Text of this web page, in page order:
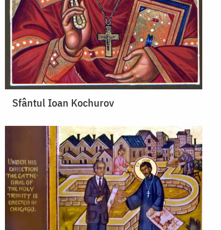
Sfântul Ioan Kochurov